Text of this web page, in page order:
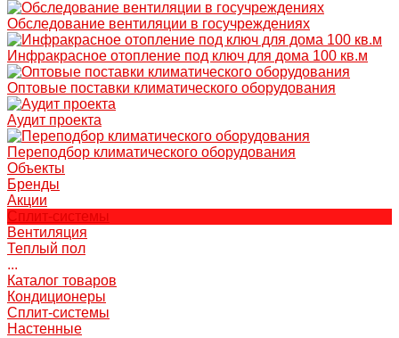
Обследование вентиляции в госучреждениях
Инфракрасное отопление под ключ для дома 100 кв.м
Оптовые поставки климатического оборудования
Аудит проекта
Переподбор климатического оборудования
Объекты
Бренды
Акции
Сплит-системы
Вентиляция
Теплый пол
...
Каталог товаров
Кондиционеры
Сплит-системы
Настенные